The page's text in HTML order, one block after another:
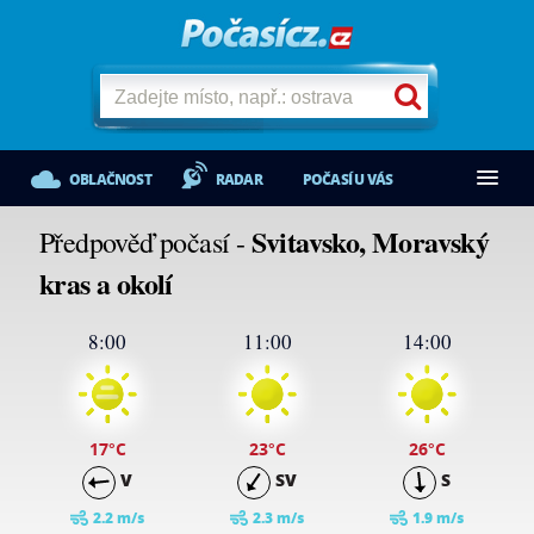
OBLAČNOST RADAR POČASÍ U VÁS
Předpověď počasí -Svitavsko, Moravský
kras a okolí
8:00
17°C
V
2.2 m/s
11:00
23°C
SV
2.3 m/s
14:00
26°C
S
1.9 m/s